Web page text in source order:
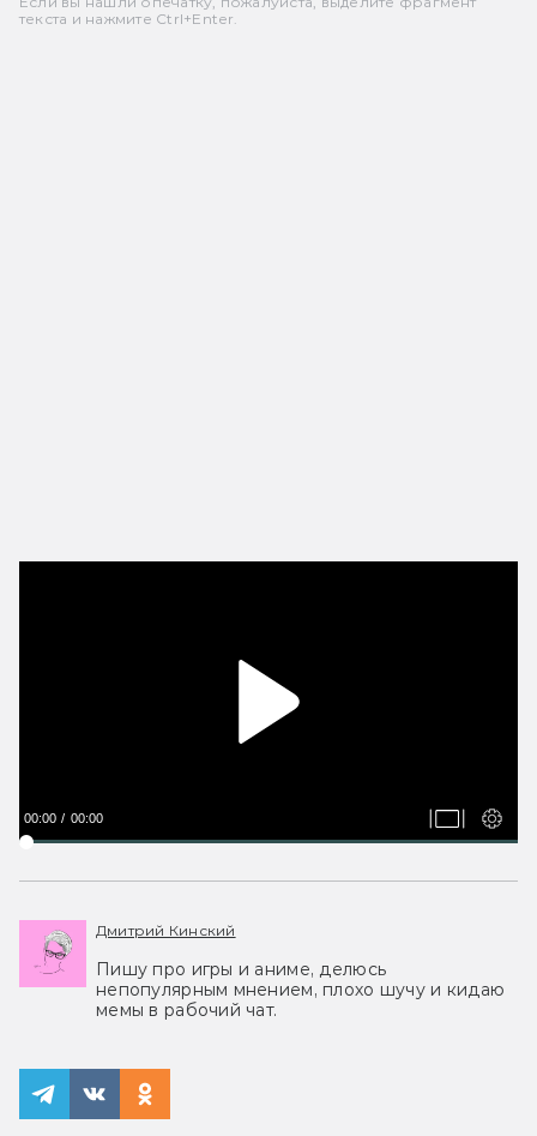
текста и нажмите Ctrl+Enter.
00:00 00:00
Дмитрий Кинский
Пишу про игры и аниме, делюсь
непопулярным мнением, плохо шучу и кидаю
мемы в рабочий чат.